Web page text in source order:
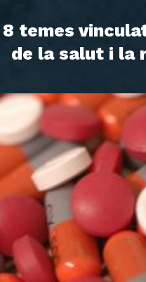
8 temes
de la salut i la